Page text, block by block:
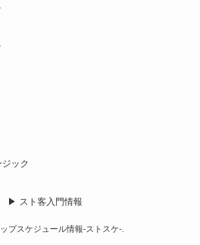
ック
▶︎ スト客入門情報
プスケジュール情報-ストスケ-.